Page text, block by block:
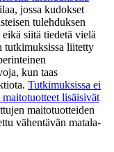
jossa kudokset
tulehduksen
siitä tiedetä vielä
tutkimuksissa liitetty
kun taas
Tutkimuksissa ei
lisäisivät
maitotuotteiden
vähentävän matala-